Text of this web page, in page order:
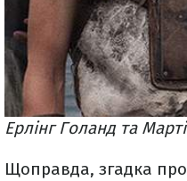
Ерлінг Голанд та
Щоправда, згадка про